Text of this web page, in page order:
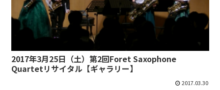
2017年3月25日（土）第2回Foret Saxophone
Quartetリサイタル【ギャラリー】
2017.03.30